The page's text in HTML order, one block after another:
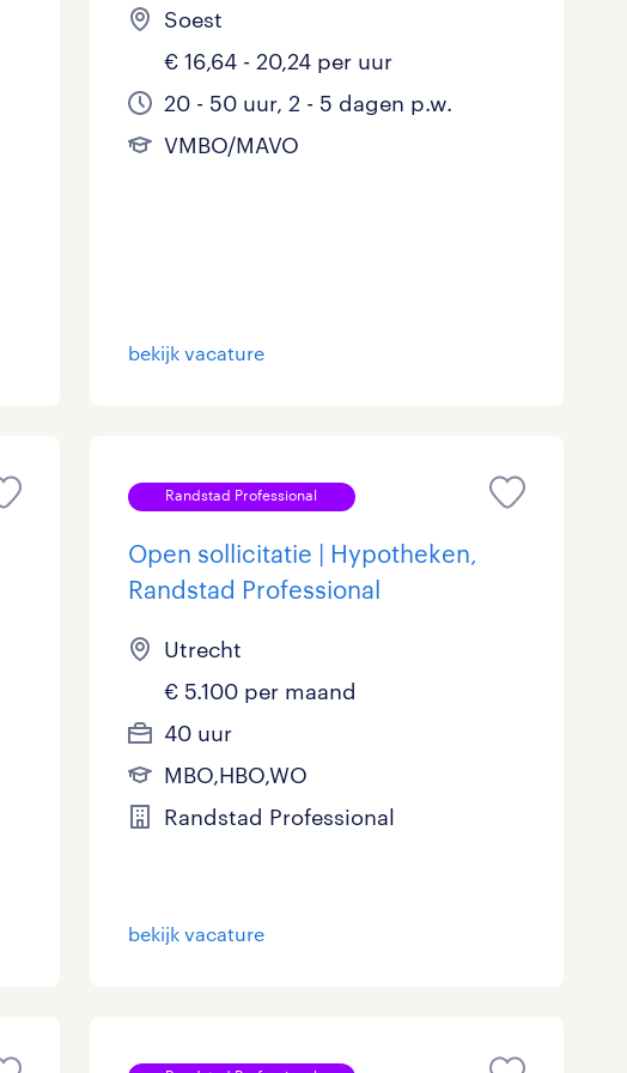
Soest
€ 16,64 - 20,24 per uur
20 - 50 uur, 2 - 5 dagen p.w.
VMBO/MAVO
bekijk vacature
Randstad Professional
Open sollicitatie | Hypotheken,
Randstad Professional
Utrecht
€ 5.100 per maand
40 uur
MBO,HBO,WO
Randstad Professional
bekijk vacature